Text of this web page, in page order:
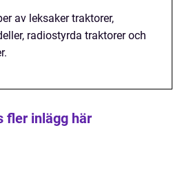
av leksaker traktorer,
radiostyrda traktorer och
fler inlägg här